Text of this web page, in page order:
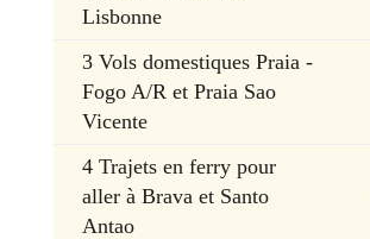
Lisbonne
3 Vols domestiques Praia -
Fogo A/R et Praia Sao
Vicente
4 Trajets en ferry pour
aller à Brava et Santo
Antao